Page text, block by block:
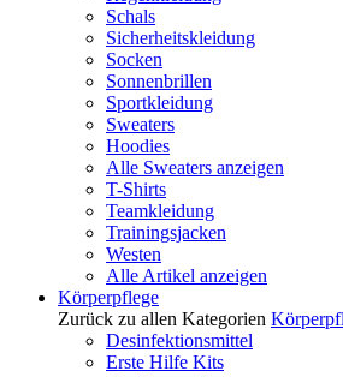
Schals
Sicherheitskleidung
Socken
Sonnenbrillen
Sportkleidung
Sweaters
Hoodies
Alle Sweaters anzeigen
T-Shirts
Teamkleidung
Trainingsjacken
Westen
Alle Artikel anzeigen
Körperpflege
Zurück zu allen Kategorien
Desinfektionsmittel
Erste Hilfe Kits